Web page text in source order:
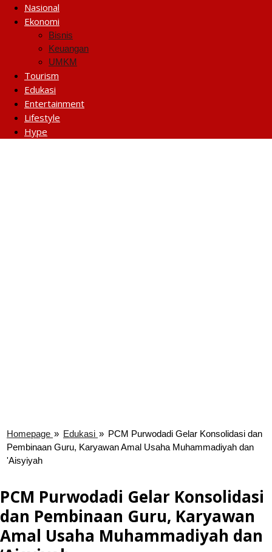
Nasional
Ekonomi
Bisnis
Keuangan
UMKM
Tourism
Edukasi
Entertainment
Lifestyle
Hype
Homepage » Edukasi » PCM Purwodadi Gelar Konsolidasi dan
Pembinaan Guru, Karyawan Amal Usaha Muhammadiyah dan
'Aisyiyah
PCM Purwodadi Gelar Konsolidasi
dan Pembinaan Guru, Karyawan
Amal Usaha Muhammadiyah dan